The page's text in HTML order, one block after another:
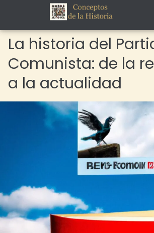
La historia del
Comunista: de la
a la actualidad